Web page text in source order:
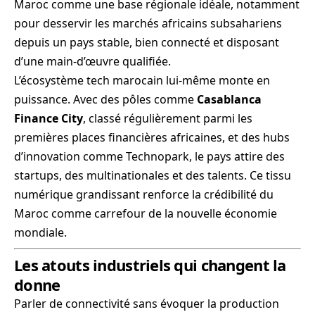
Maroc comme une base régionale idéale, notamment
pour desservir les marchés africains subsahariens
depuis un pays stable, bien connecté et disposant
d’une main-d’œuvre qualifiée.
L’écosystème tech marocain lui-même monte en
puissance. Avec des pôles comme Casablanca
Finance City, classé régulièrement parmi les
premières places financières africaines, et des hubs
d’innovation comme Technopark, le pays attire des
startups, des multinationales et des talents. Ce tissu
numérique grandissant renforce la crédibilité du
Maroc comme carrefour de la nouvelle économie
mondiale.
Les atouts industriels qui changent la
donne
Parler de connectivité sans évoquer la production